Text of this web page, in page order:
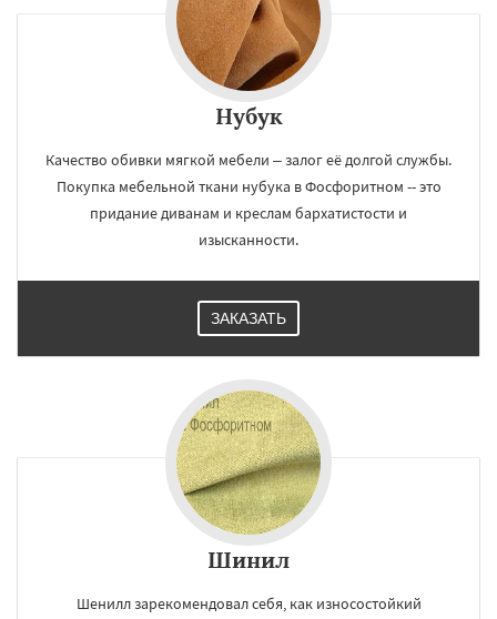
Нубук
Качество обивки мягкой мебели – залог её долгой службы.
Покупка мебельной ткани нубука в Фосфоритном -- это
придание диванам и креслам бархатистости и
изысканности.
ЗАКАЗАТЬ
Шинил
Шенилл зарекомендовал себя, как износостойкий
Даю согласие на обработку персональных данных